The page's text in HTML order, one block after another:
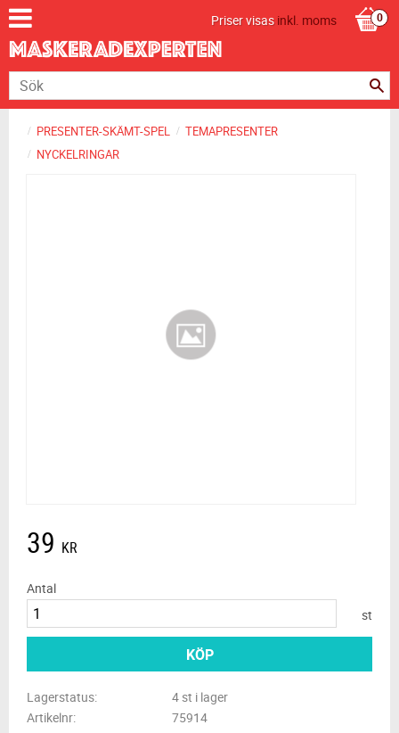
Priser visasinkl. moms
PRESENTER-SKÄMT-SPEL
TEMAPRESENTER
NYCKELRINGAR
39 KR
Antal
st
KÖP
Lagerstatus
4 st i lager
Artikelnr
75914